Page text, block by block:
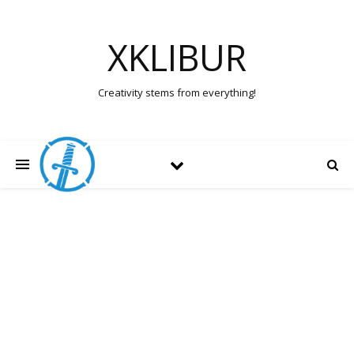
XKLIBUR
Creativity stems from everything!